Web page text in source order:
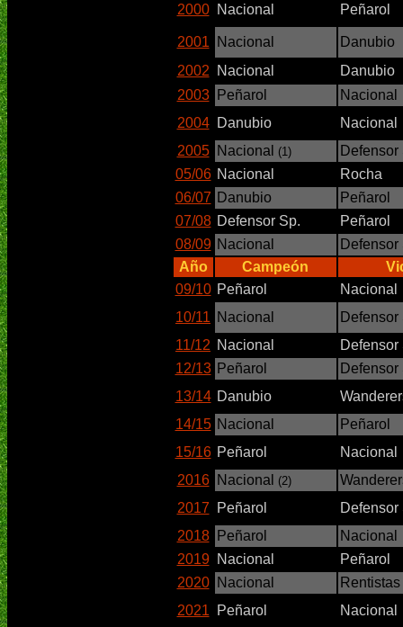
2000
Nacional Peñarol
2001 Nacional
Danubio
2002
Nacional
Danubio
2003
Peñarol
Nacional
2004
Danubio
Nacional
2005
Nacional (1)
Defensor
05/06 Nacional
Rocha
06/07 Danubio
Peñarol
07/08 Defensor Sp.
Peñarol
08/09 Nacional
Defensor
Año
Campeón
09/10 Peñarol
Nacional
10/11 Nacional
Defensor
11/12 Nacional
Defensor
12/13 Peñarol
Defensor
13/14 Danubio
14/15 Nacional
Peñarol
15/16 Peñarol
Nacional
2016
Nacional (2)
2017
Peñarol
Defensor
2018
Peñarol
Nacional
2019
Nacional
Peñarol
2020
Nacional
Rentistas
2021
Peñarol Nacional